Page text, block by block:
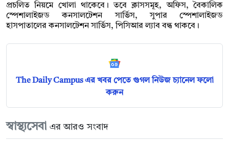
প্রচলিত নিয়মে খোলা থাকেবে। তবে ক্লাসসমূহ, অফিস, বৈকালিক
স্পেশালাইজড কনসালটেশন সার্ভিস, সুপার স্পেশালাইজড
হাসপাতালের কনসালটেশন সার্ভিস, পিসিআর ল্যাব বন্ধ থাকবে।
The Daily Campus এর খবর পেতে গুগল নিউজ চ্যানেল ফলো
করুন
স্বাস্থ্যসেবা এর আরও সংবাদ